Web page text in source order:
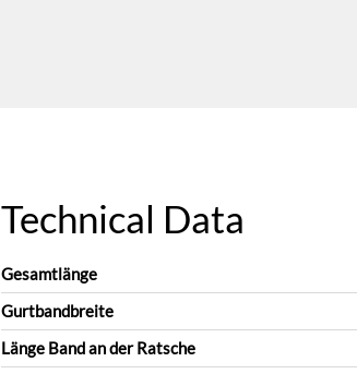
Technical Data
Gesamtlänge
Gurtbandbreite
Länge Band an der Ratsche